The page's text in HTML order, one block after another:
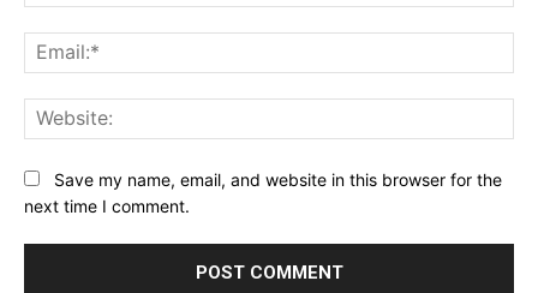
Save my name, email, and website in this browser for the
next time I comment.